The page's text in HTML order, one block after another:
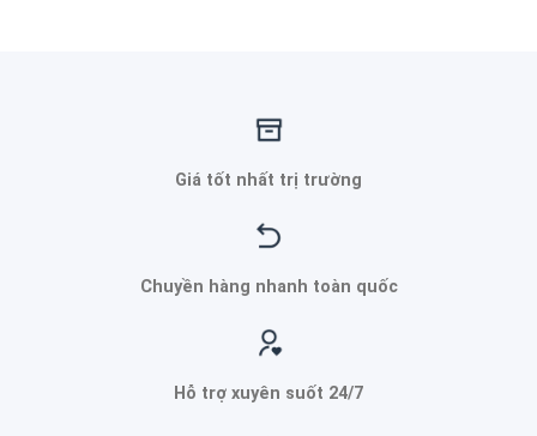
Giá tốt nhất trị trường
Chuyền hàng nhanh toàn quốc
Hỗ trợ xuyên suốt 24/7